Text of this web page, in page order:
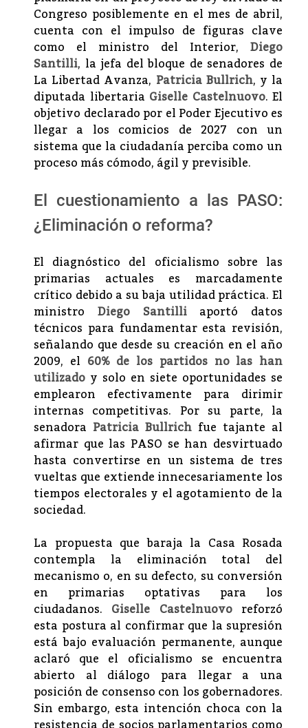
Congreso posiblemente en el mes de abril,
cuenta con el impulso de figuras clave
como el ministro del Interior, Diego
Santilli, la jefa del bloque de senadores de
La Libertad Avanza, Patricia Bullrich, y la
diputada libertaria Giselle Castelnuovo. El
objetivo declarado por el Poder Ejecutivo es
llegar a los comicios de 2027 con un
sistema que la ciudadanía perciba como un
proceso más cómodo, ágil y previsible.
El cuestionamiento a las PASO:
¿Eliminación o reforma?
El diagnóstico del oficialismo sobre las
primarias actuales es marcadamente
crítico debido a su baja utilidad práctica. El
ministro Diego Santilliaportó datos
técnicos para fundamentar esta revisión,
señalando que desde su creación en el año
2009, el 60% de los partidos no las han
utilizado y solo en siete oportunidades se
emplearon efectivamente para dirimir
internas competitivas. Por su parte, la
senadora Patricia Bullrich fue tajante al
afirmar que las PASO se han desvirtuado
hasta convertirse en un sistema de tres
vueltas que extiende innecesariamente los
tiempos electorales y el agotamiento de la
sociedad.
La propuesta que baraja la Casa Rosada
contempla la eliminación total del
mecanismo o, en su defecto, su conversión
en primarias optativas para los
ciudadanos. Giselle Castelnuovoreforzó
esta postura al confirmar que la supresión
está bajo evaluación permanente, aunque
aclaró que el oficialismo se encuentra
abierto al diálogo para llegar a una
posición de consenso con los gobernadores.
Sin embargo, esta intención choca con la